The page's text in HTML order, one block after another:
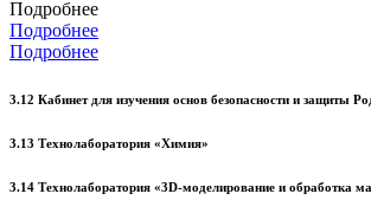
Подробнее
Подробнее
Подробнее
3.12 Кабинет для изучения основ безопасности и защиты
3.13 Технолаборатория «Химия»
3.14 Технолаборатория «3D-моделирование и обработка